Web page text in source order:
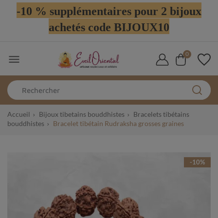
-10 % supplémentaires pour 2 bijoux
achetés code BIJOUX10
 0
Accueil Bijoux tibetains bouddhistes
Bracelets tibétains
bouddhistes
Bracelet tibétain Rudraksha grosses graines
-10%